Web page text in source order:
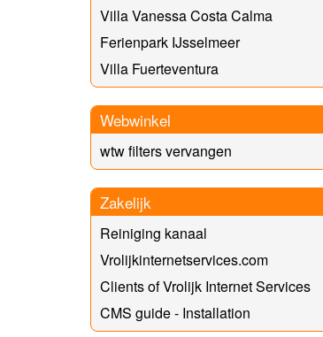
Villa Vanessa Costa Calma
Ferienpark IJsselmeer
Villa Fuerteventura
Webwinkel
wtw filters vervangen
Zakelijk
Reiniging kanaal
Vrolijkinternetservices.com
Clients of Vrolijk Internet Services
CMS guide - Installation